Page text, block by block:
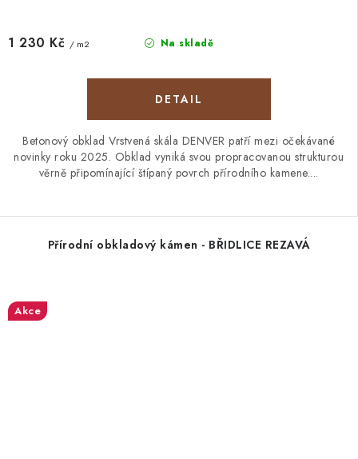
Na skladě
1 230 Kč / m2
Betonový obklad Vrstvená skála DENVER patří mezi očekávané
novinky roku 2025. Obklad vyniká svou propracovanou strukturou
věrně připomínající štípaný povrch přírodního kamene....
Přírodní obkladový kámen - BŘIDLICE REZAVÁ
Akce